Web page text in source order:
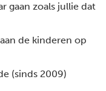
gaan zoals jullie dat
de kinderen op
(sinds 2009)